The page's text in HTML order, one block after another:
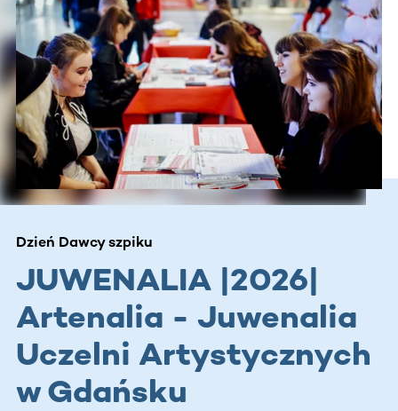
Dzień Dawcy szpiku
JUWENALIA |2026|
Artenalia - Juwenalia
Uczelni Artystycznych
w Gdańsku